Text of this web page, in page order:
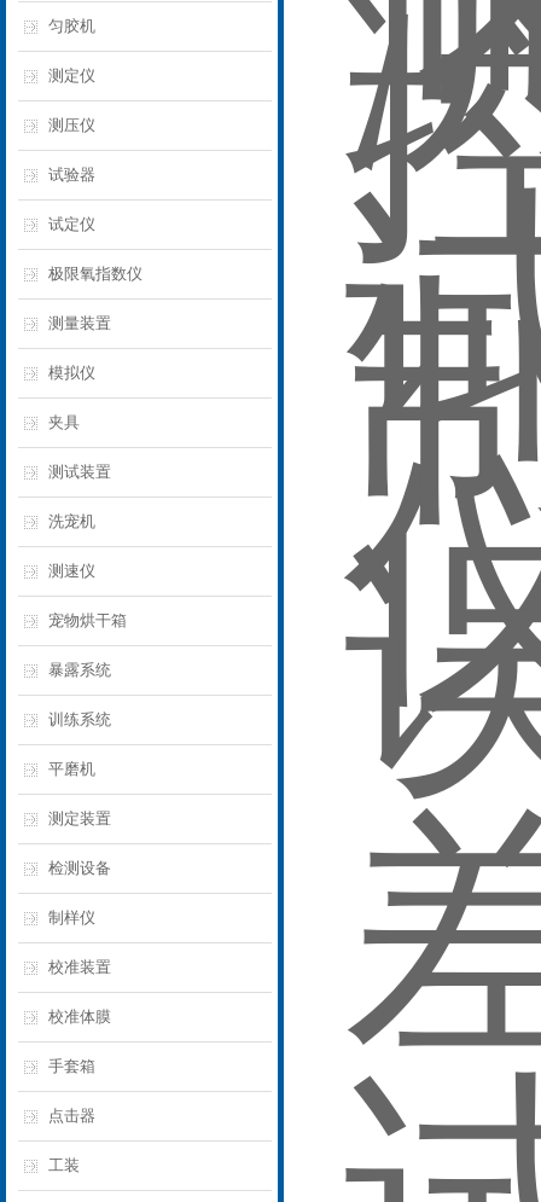
匀胶机
测定仪‌
测压仪
试验器
试定仪
极限氧指数仪
测量装置
模拟仪
夹具
测试装置
洗宠机
测速仪
宠物烘干箱
暴露系统
训练系统
平磨机
测定装置
检测设备
制样仪
校准装置
校准体膜
手套箱
点击器
工装